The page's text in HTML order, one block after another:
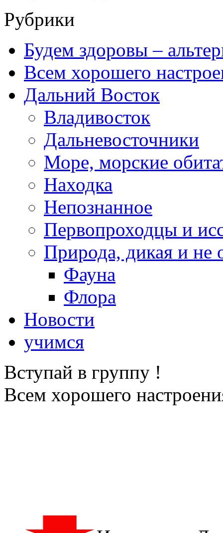
Рубрики
Будем здоровы –
Всем хорошего
Дальний Восток
Владивосток
Дальневосточники
Море, морские
Находка
Непознанное
Первопроходцы и
Природа, дикая и не
Фауна
Флора
Новости
учимся
Вступай в группу !
Всем хорошего